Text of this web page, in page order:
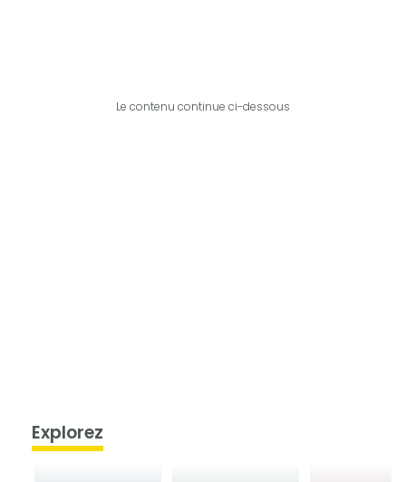
Le contenu continue ci-dessous
Explorez